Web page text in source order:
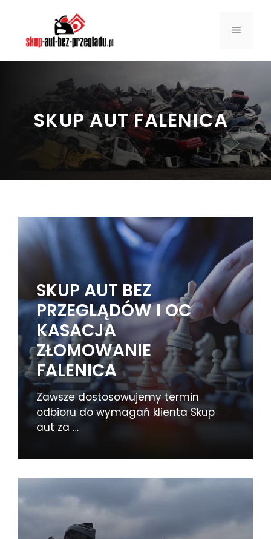
treści
MENU
SKUP AUT FALENICA
SKUP AUT BEZ
PRZEGLĄDÓW I OC
KASACJA
ZŁOMOWANIE
FALENICA
Zawsze dostosowujemy termin
odbioru do wymagań klienta Skup
aut za …